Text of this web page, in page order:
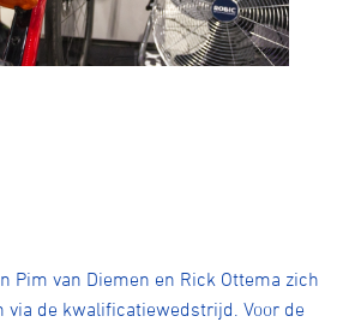
Pim van Diemen en Rick Ottema zich
via de kwalificatiewedstrijd. Voor de